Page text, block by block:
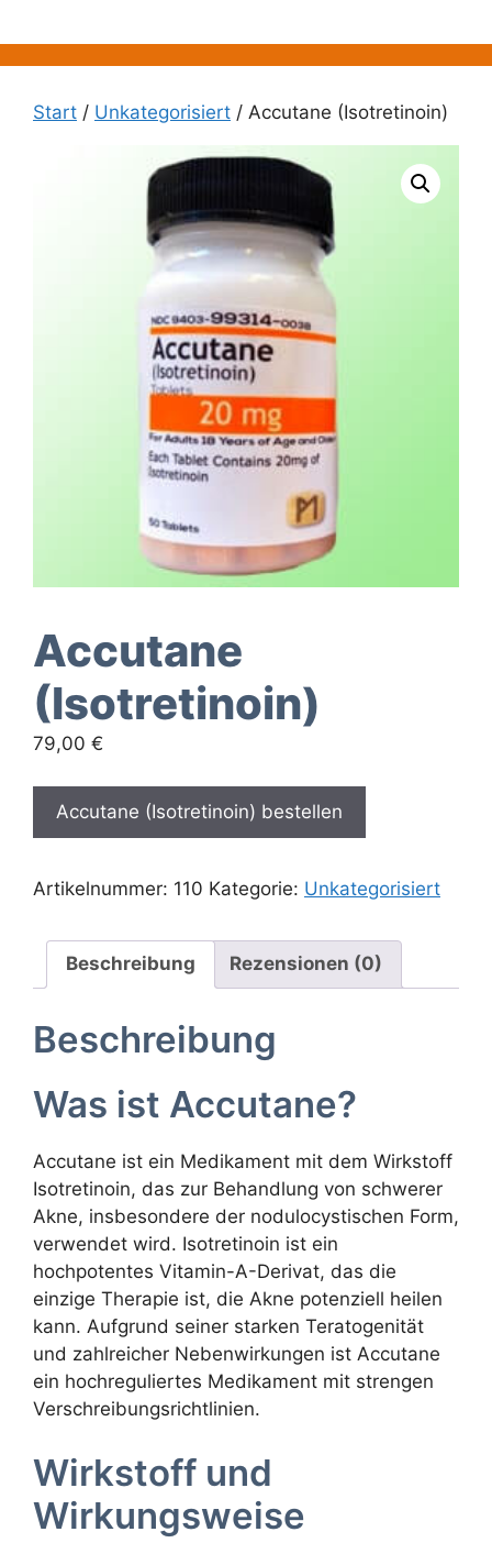
Inhalt
springen
Start / Unkategorisiert / Accutane (Isotretinoin)
Accutane
(Isotretinoin)
79,00 €
Accutane (Isotretinoin) bestellen
Artikelnummer: 110 Kategorie: Unkategorisiert
Beschreibung Rezensionen (0)
Beschreibung
Was ist Accutane?
Accutane ist ein Medikament mit dem Wirkstoff
Isotretinoin, das zur Behandlung von schwerer
Akne, insbesondere der nodulocystischen Form,
verwendet wird. Isotretinoin ist ein
hochpotentes Vitamin-A-Derivat, das die
einzige Therapie ist, die Akne potenziell heilen
kann. Aufgrund seiner starken Teratogenität
und zahlreicher Nebenwirkungen ist Accutane
ein hochreguliertes Medikament mit strengen
Verschreibungsrichtlinien.
Wirkstoff und
Wirkungsweise